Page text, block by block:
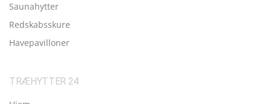
Saunahytter
Redskabsskure
Havepavilloner
TRÆHYTTER 24